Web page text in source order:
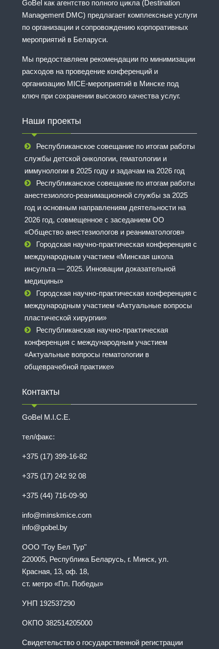
GoBel как агентство полного цикла (Destination
Management DMC) предлагает комплексные услуги
по организации и сопровождению корпоративных
мероприятий в Беларуси.
Мы предоставляем рекомендации по минимизации
расходов на проведение конференций и
организацию MICE-мероприятий в Минске под
ключ при сохранении высокого качества услуг.
Наши проекты
Республиканское совещание по итогам работы
службы детской онкологии, гематологии и
иммунологии в 2025 году и задачам на 2026 год
Республиканское совещание по итогам работы
анестезиолого-реанимационной службы за 2025
год и основным направлениям деятельности на
2026 год, совмещенное с заседанием ОО
«Общество анестезиологов и реаниматологов»
Городская научно-практическая конференция с
международным участием «Минская школа
инсульта — 2025. Инновации доказательной
медицины»
Городская научно-практическая конференция с
международным участием «Актуальные вопросы
пластической хирургии»
Республиканская научно-практическая
конференция с международным участием
«Актуальные вопросы гематологии в
общеврачебной практике»
Контакты
GoBel M.I.C.E.
тел/факс:
+375 (17) 399-16-82
+375 (17) 242 92 08
+375 (44) 716-09-90
info@minskmice.com
info@gobel.by
ООО "Гоу Бел Тур"
220005, Республика Беларусь, г. Минск, ул.
Красная, 13, оф. 18,
ст. метро «Пл. Победы»
УНП 192537290
ОКПО 382514205000
Свидетельство о государственной регистрации